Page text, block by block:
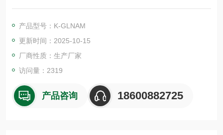
法。
倍。这可以很容易地适应使用MegaQuantTM波分光光度计（D-
MQWAVE）。
北京中检葆泰生物技术有限公司是一家专注于食品安全、植物安
全领域的新技术企业，公司代理了多家国外品牌产品。
产品型号：K-GLNAM
更新时间：2025-10-15
厂商性质：生产厂家
访问量：2319
产品咨询 18600882725